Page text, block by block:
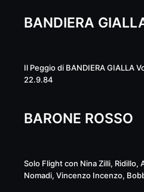
BANDIERA
Il Peggio di BANDIERA GIALLA
22.9.84
BARONE ROSSO
Solo Flight con Nina Zilli, Ridillo,
Nomadi, Vincenzo Incenzo,